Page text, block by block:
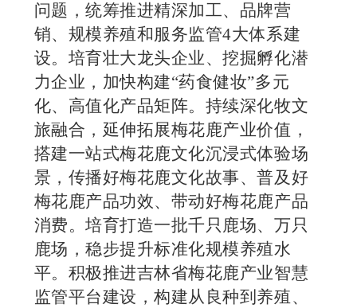
问题，统筹推进精深加工、品牌营
销、规模养殖和服务监管4大体系建
设。培育壮大龙头企业、挖掘孵化潜
力企业，加快构建“药食健妆”多元
化、高值化产品矩阵。持续深化牧文
旅融合，延伸拓展梅花鹿产业价值，
搭建一站式梅花鹿文化沉浸式体验场
景，传播好梅花鹿文化故事、普及好
梅花鹿产品功效、带动好梅花鹿产品
消费。培育打造一批千只鹿场、万只
鹿场，稳步提升标准化规模养殖水
平。积极推进吉林省梅花鹿产业智慧
监管平台建设，构建从良种到养殖、